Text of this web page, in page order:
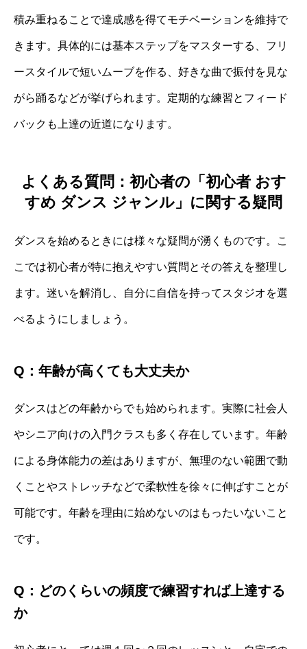
積み重ねることで達成感を得てモチベーションを維持で
きます。具体的には基本ステップをマスターする、フリ
ースタイルで短いムーブを作る、好きな曲で振付を見な
がら踊るなどが挙げられます。定期的な練習とフィード
バックも上達の近道になります。
よくある質問：初心者の「初心者 おす
すめ ダンス ジャンル」に関する疑問
ダンスを始めるときには様々な疑問が湧くものです。こ
こでは初心者が特に抱えやすい質問とその答えを整理し
ます。迷いを解消し、自分に自信を持ってスタジオを選
べるようにしましょう。
Q：年齢が高くても大丈夫か
ダンスはどの年齢からでも始められます。実際に社会人
やシニア向けの入門クラスも多く存在しています。年齢
による身体能力の差はありますが、無理のない範囲で動
くことやストレッチなどで柔軟性を徐々に伸ばすことが
可能です。年齢を理由に始めないのはもったいないこと
です。
Q：どのくらいの頻度で練習すれば上達する
か